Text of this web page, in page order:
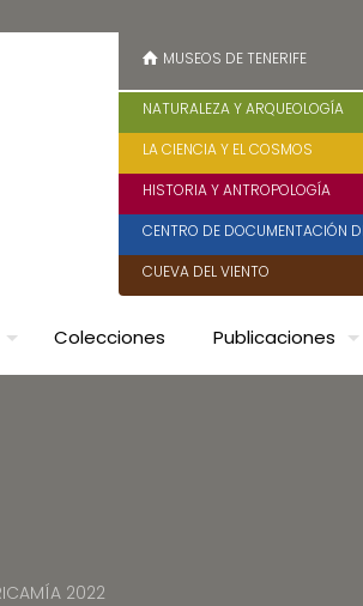
Colecciones Publicaciones
MUSEOS DE TENERIFE
NATURALEZA Y ARQUEOLOGÍA
LA CIENCIA Y EL COSMOS
HISTORIA Y ANTROPOLOGÍA
CENTRO DE DOCUMENTACIÓN
CUEVA DEL VIENTO
2022